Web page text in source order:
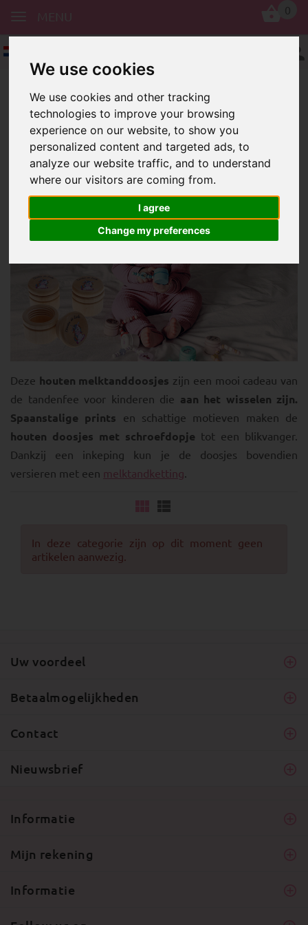
We use cookies
We use cookies and other tracking
technologies to improve your browsing
experience on our website, to show you
personalized content and targeted ads, to
analyze our website traffic, and to understand
where our visitors are coming from.
I agree
Change my preferences
Dozen Spaans
Mooie melktanddoosjes bedrukt in
het Spaans met schrijfwerk of
schattige plaatjes
Deze houten melktanddoosjes zijn een mooi cadeau van
de tandenfee voor kinderen die aan het wisselen zijn.
Spaanstalige prints en schattige motieven maken de
houten doosjes met schroefdopje tot een blikvanger.
Dankzij een inkeping kun je de doosjes bovendien
versieren met een melktandketting
In deze categorie zijn op dit moment geen
artikelen aanwezig.
Uw voordeel
Betaalmogelijkheden
Contact
Nieuwsbrief
Informatie
Mijn rekening
Informatie